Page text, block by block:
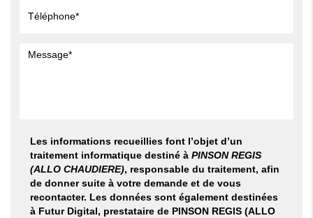
Les informations recueillies font l’objet d’un
traitement informatique destiné àPINSON REGIS
(ALLO CHAUDIERE), responsable du traitement, afin
de donner suite à votre demande et de vous
recontacter. Les données sont également destinées
à Futur Digital, prestataire de PINSON REGIS (ALLO